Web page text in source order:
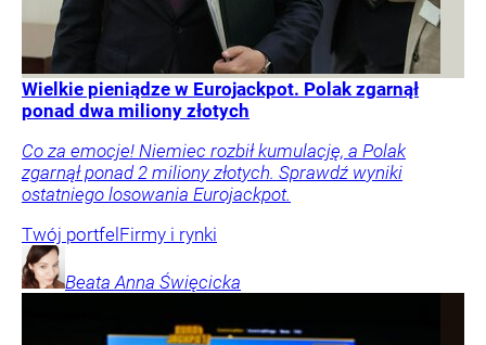
Wielkie pieniądze w Eurojackpot. Polak zgarnął
ponad dwa miliony złotych
Co za emocje! Niemiec rozbił kumulację, a Polak
zgarnął ponad 2 miliony złotych. Sprawdź wyniki
ostatniego losowania Eurojackpot.
Twój portfelFirmy i rynki
Beata Anna Święcicka